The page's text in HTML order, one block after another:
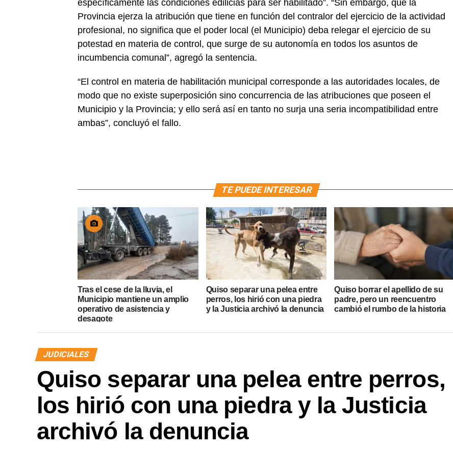
específicamente las condiciones edilicias para ser habilitado”. “Sin embargo, que la
Provincia ejerza la atribución que tiene en función del contralor del ejercicio de la actividad
profesional, no significa que el poder local (el Municipio) deba relegar el ejercicio de su
potestad en materia de control, que surge de su autonomía en todos los asuntos de
incumbencia comunal”, agregó la sentencia.
“El control en materia de habilitación municipal corresponde a las autoridades locales, de
modo que no existe superposición sino concurrencia de las atribuciones que poseen el
Municipio y la Provincia; y ello será así en tanto no surja una seria incompatibilidad entre
ambas”, concluyó el fallo.
TE PUEDE INTERESAR
Tras el cese de la lluvia, el
Municipio mantiene un amplio
operativo de asistencia y
desagote
Quiso separar una pelea entre
perros, los hirió con una piedra
y la Justicia archivó la denuncia
Quiso borrar el apellido de su
padre, pero un reencuentro
cambió el rumbo de la historia
JUDICIALES
Quiso separar una pelea entre perros,
los hirió con una piedra y la Justicia
archivó la denuncia